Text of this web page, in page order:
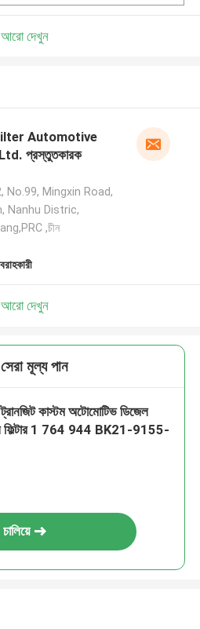
আরো দেখুন
Automotive
প্রস্তুতকারক
No.99, Mingxin Road,
Nanhu Distric,
,চীন
আরো দেখুন
মূল্য পান
কাস্টম অটোমোটিভ ডিজেল
ফিল্টার 1 764 944 BK21-9155-
চালিয়ে